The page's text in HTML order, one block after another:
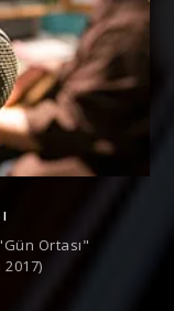
Ortası"